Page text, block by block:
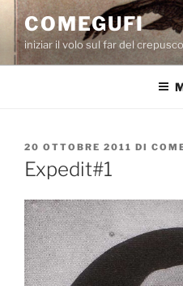
Salta
contenuto
COMEGUFI
iniziar il volo sul far del
PUBBLICATO
IL
20 OTTOBRE 2011 DI
Expedit#1